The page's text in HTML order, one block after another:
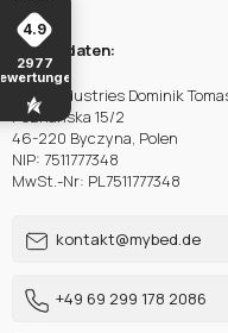
Firmendaten:
Delta Industries Dominik
Poznańska 15/2
46-220 Byczyna, Polen
NIP: 7511777348
MwSt.-Nr: PL7511777348
kontakt@mybed.de
+49 69 299 178 2086
4.9
2977